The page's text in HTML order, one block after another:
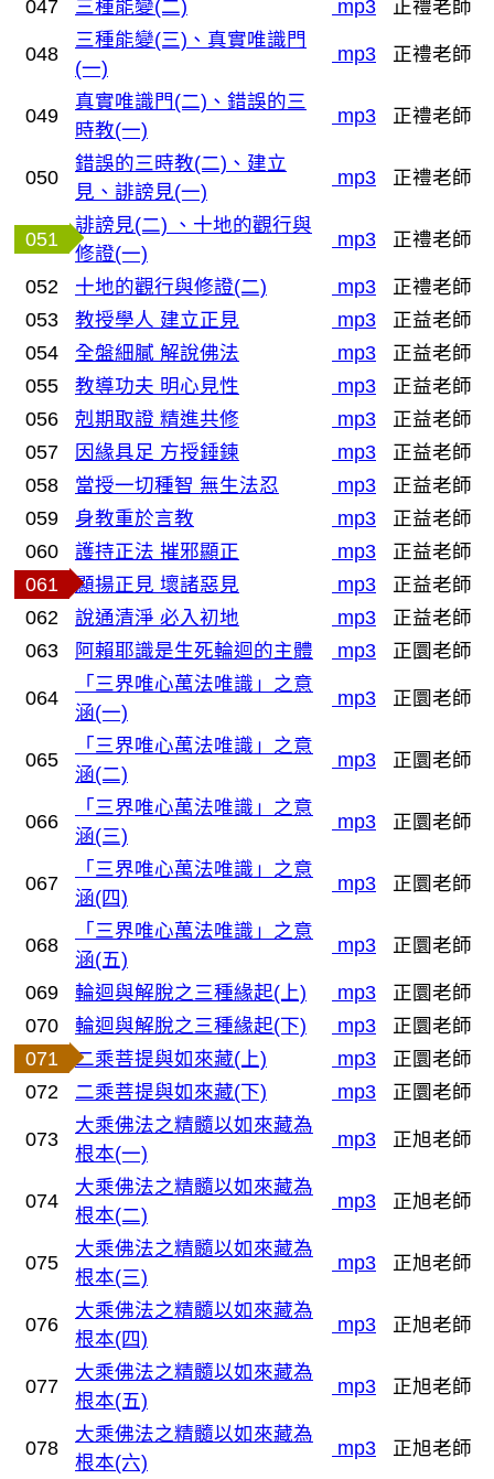
047 三種能變(二) mp3 正禮老師
048
三種能變(三)、真實唯識門
(一)
mp3 正禮老師
049
真實唯識門(二)、錯誤的三
時教(一)
mp3 正禮老師
050
錯誤的三時教(二)、建立
見、誹謗見(一)
mp3 正禮老師
051
誹謗見(二) 、十地的觀行與
修證(一)
mp3 正禮老師
052 十地的觀行與修證(二) mp3
正禮老師
053
教授學人 建立正見 mp3
正益老師
054
全盤細膩 解說佛法 mp3
正益老師
055
教導功夫 明心見性 mp3
正益老師
056
剋期取證 精進共修 mp3
正益老師
057
因緣具足 方授錘鍊 mp3
正益老師
058
當授一切種智 無生法忍 mp3
正益老師
059
身教重於言教 mp3
正益老師
060
護持正法 摧邪顯正 mp3
正益老師
061
顯揚正見 壞諸惡見 mp3
正益老師
062
說通清淨 必入初地 mp3
正益老師
063
阿賴耶識是生死輪迴的主體 mp3 正圜老師
064
「三界唯心萬法唯識」之意
涵(一)
mp3 正圜老師
065
「三界唯心萬法唯識」之意
涵(二)
mp3 正圜老師
066
「三界唯心萬法唯識」之意
涵(三)
mp3 正圜老師
067
「三界唯心萬法唯識」之意
涵(四)
mp3 正圜老師
068
「三界唯心萬法唯識」之意
涵(五)
mp3 正圜老師
069 輪迴與解脫之三種緣起(上) mp3
正圜老師
070
輪迴與解脫之三種緣起(下) mp3
正圜老師
071
二乘菩提與如來藏(上) mp3
正圜老師
072
二乘菩提與如來藏(下) mp3 正圜老師
073
大乘佛法之精髓以如來藏為
根本(一)
mp3 正旭老師
074
大乘佛法之精髓以如來藏為
根本(二)
mp3 正旭老師
075
大乘佛法之精髓以如來藏為
根本(三)
mp3 正旭老師
076
大乘佛法之精髓以如來藏為
根本(四)
mp3 正旭老師
077
大乘佛法之精髓以如來藏為
根本(五)
mp3 正旭老師
078
大乘佛法之精髓以如來藏為
根本(六)
mp3 正旭老師